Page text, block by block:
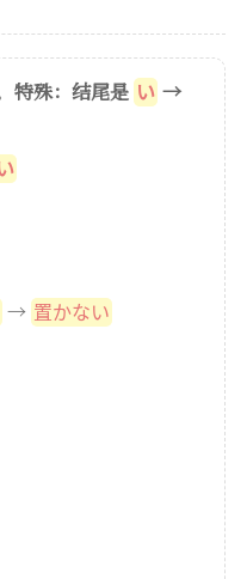
特殊：结尾是 い →
→ 置かない